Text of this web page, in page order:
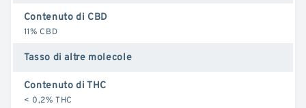
Contenuto di CBD
11% CBD
Tasso di altre molecole
Contenuto di THC
< 0,2% THC